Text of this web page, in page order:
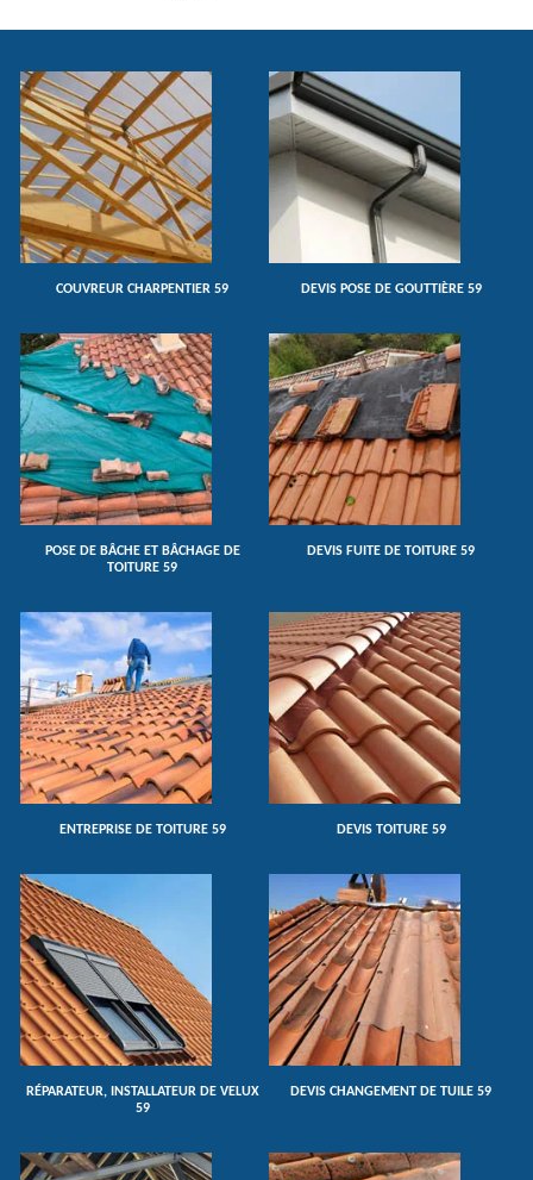
COUVREUR CHARPENTIER 59 DEVIS POSE DE GOUTTIÈRE 59
POSE DE BÂCHE ET BÂCHAGE DE
TOITURE 59
DEVIS FUITE DE TOITURE 59
ENTREPRISE DE TOITURE 59 DEVIS TOITURE 59
RÉPARATEUR, INSTALLATEUR DE VELUX
59
DEVIS CHANGEMENT DE TUILE 59